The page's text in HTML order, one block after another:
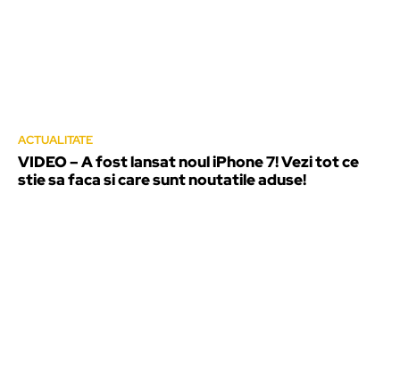
ACTUALITATE
VIDEO – A fost lansat noul iPhone 7! Vezi tot ce
stie sa faca si care sunt noutatile aduse!